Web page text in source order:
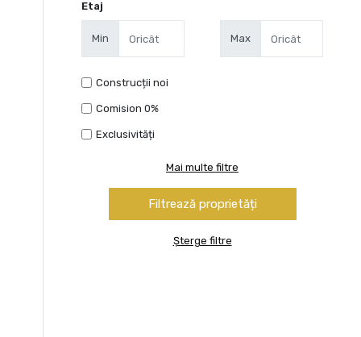
Etaj
Min Max
Construcții noi
Comision 0%
Exclusivități
Mai multe filtre
Șterge filtre